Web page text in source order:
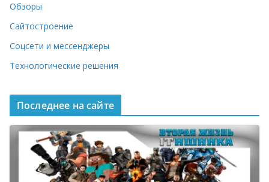
Обзоры
Сайтостроение
Соцсети и мессенджеры
Технологические решения
Последнее на сайте